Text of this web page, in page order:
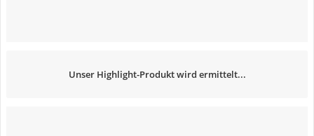
Unser Highlight-Produkt wird ermittelt...